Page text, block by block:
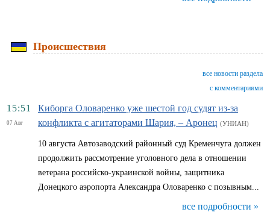
Происшествия
все новости раздела
с комментариями
15:51
07 Авг
Киборга Оловаренко уже шестой год судят из-за
конфликта с агитаторами Шария, – Аронец (УНИАН)
10 августа Автозаводский районный суд Кременчуга должен
продолжить рассмотрение уголовного дела в отношении
ветерана российско-украинской войны, защитника
Донецкого аэропорта Александра Оловаренко с позывным...
все подробности »